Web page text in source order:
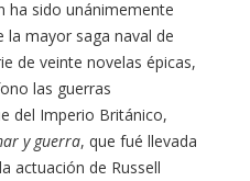
ha sido unánimemente
mayor saga naval de
de veinte novelas épicas,
las guerras
del Imperio Británico,
y guerra, que fué llevada
actuación de Russell